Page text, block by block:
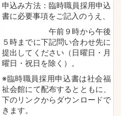
申込み方法：臨時職員採用申込
書に必要事項をご記入のうえ、
午前９時から午後
５時までに下記問い合わせ先に
提出してください（日曜日・月
曜日・祝日を除く）。
※臨時職員採用申込書は社会福
祉会館にて配布するとともに、
下のリンクからダウンロードで
きます。